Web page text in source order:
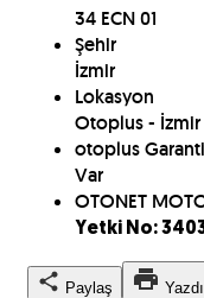
34 ECN 01
Şehir
İzmir
Lokasyon
Otoplus - İzmir
otoplus
Var
OTONET
Yetki No:
Paylaş